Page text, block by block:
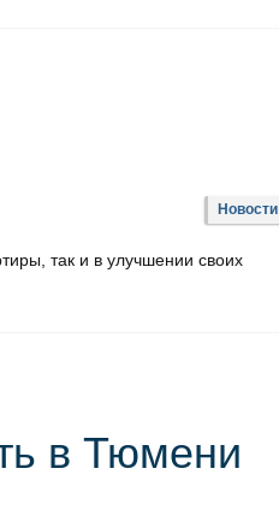
Новости
так и в улучшении своих
в Тюмени